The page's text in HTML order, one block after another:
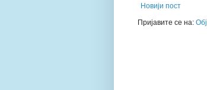
Новији пост
Пријавите се на: